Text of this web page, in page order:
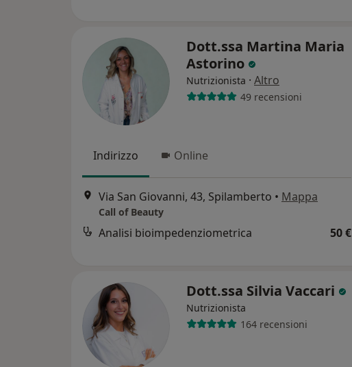
Dott.ssa Martina Maria
Astorino
Nutrizionista · Altro
49 recensioni
Indirizzo Online
Via San Giovanni, 43, Spilamberto • Mappa
Call of Beauty
Analisi bioimpedenziometrica 50 €
Dott.ssa Silvia Vaccari
Nutrizionista
164 recensioni